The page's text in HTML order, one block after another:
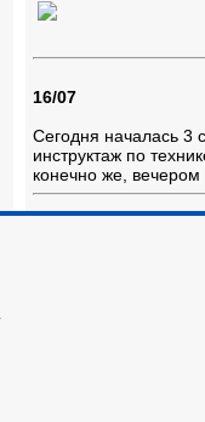
16/07
Сегодня началась 3
инструктаж по
конечно же, вечером